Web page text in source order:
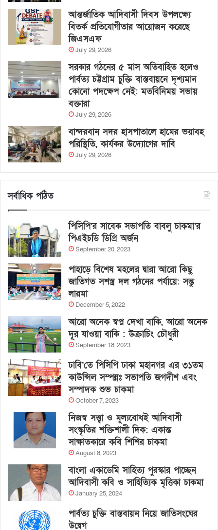
আন্তর্জাতিক আদিবাসী দিবস উপলক্ষ্যে
বিতর্ক প্রতিযোগীতার আয়োজন করেছে
জিএসএফ
July 29, 2026
সরকার গঠনের ৫ মাস অতিবাহিত হলেও
পার্বত্য চট্টগ্রাম চুক্তি বাস্তবায়নে দৃশ্যমান
কোনো পদক্ষেপ নেই: মতবিনিময় সভায়
বক্তারা
July 29, 2026
বান্দরবান সদর হাসপাতালে হামের ভয়াবহ
পরিস্থিতি, কার্যকর উদ্যোগের দাবি
July 29, 2026
সর্বাধিক পঠিত
পিসিপি’র সাবেক সভাপতি বাবলু চাকমা’র
পিএইচডি ডিগ্রি অর্জন
September 20, 2023
পাহাড়ে বিশেষ মহলের দ্বারা আরো কিছু
জাতিগত সশস্ত্র দল গঠনের পর্যায়ে: সন্তু
লারমা
December 5, 2022
আরো অনেক স্বপ্ন দেখা বাকি, আরো অনেক
দূর যাওয়া বাকি : উক্রাচিং চৌধুরী
September 18, 2023
ঢাবি’তে পিসিপি ঢাকা মহানগর এর ৩১তম
কাউন্সিল সম্পন্নঃ সভাপতি জগদীশ এবং
সম্পাদক শুভ চাকমা
October 7, 2023
নিজস্ব সত্ত্বা ও মূল্যবোধই আদিবাসী
সংস্কৃতির শক্তিশালী দিক: একান্ত
সাক্ষাতকারে কবি শিশির চাকমা
August 8, 2023
বাংলা একাডেমি সাহিত্য পুরস্কার পাচ্ছেন
আদিবাসী কবি ও সাহিত্যিক মৃত্তিকা চাকমা
January 25, 2024
পার্বত্য চুক্তি বাস্তবায়ন নিয়ে জাতিসংঘের
উদ্বেগ